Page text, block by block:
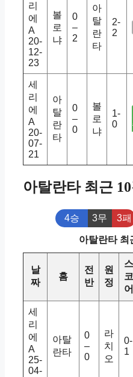
리
에
A
20-
12-
23
볼
로
냐
0
–
2
아
탈
란
타
2-
2
세
리
에
A
20-
07-
21
아
탈
란
타
0
–
0
볼
로
냐
1-
0
아탈란타 최근 10
4승 3무 3패
아탈란타 최
날
짜
홈
전
반
원
정
스
코
어
세
리
에
A
25-
04-
아탈
란타
0
–
0
라
치
오
0-
1